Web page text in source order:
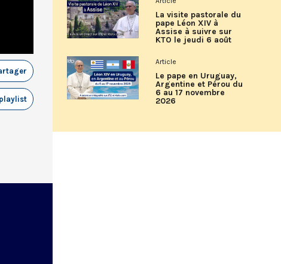
La visite pastorale du
pape Léon XIV à
Assise à suivre sur
KTO le jeudi 6 août
Article
Le pape en Uruguay,
Argentine et Pérou du
6 au 17 novembre
2026